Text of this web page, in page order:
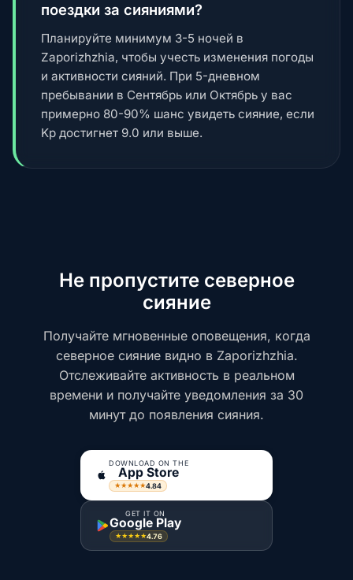
поездки за сияниями?
Планируйте минимум 3-5 ночей в
Zaporizhzhia, чтобы учесть изменения погоды
и активности сияний. При 5-дневном
пребывании в Сентябрь или Октябрь у вас
примерно 80-90% шанс увидеть сияние, если
Kp достигнет 9.0 или выше.
Не пропустите северное
сияние
Получайте мгновенные оповещения, когда
северное сияние видно в Zaporizhzhia.
Отслеживайте активность в реальном
времени и получайте уведомления за 30
минут до появления сияния.
DOWNLOAD ON THE
App Store
★★★★★4.84
GET IT ON
Google Play
★★★★★4.76